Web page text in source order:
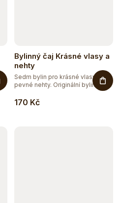
Bylinný čaj Krásné vlasy a
nehty
170 Kč
Sedm bylin pro krásné vlasy a
pevné nehty. Originální bylinná...